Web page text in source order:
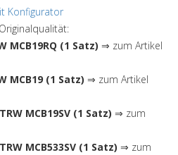
Konfigurator
MCB19RQ (1 Satz) ⇒ zum Artikel
MCB19 (1 Satz) ⇒ zum Artikel
MCB19SV (1 Satz) ⇒ zum
MCB533SV (1 Satz) ⇒ zum